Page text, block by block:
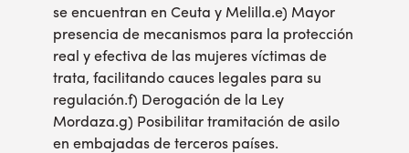
se encuentran en Ceuta y Melilla.e) Mayor
presencia de mecanismos para la protección
real y efectiva de las mujeres víctimas de
trata, facilitando cauces legales para su
regulación.f) Derogación de la Ley
Mordaza.g) Posibilitar tramitación de asilo
en embajadas de terceros países.